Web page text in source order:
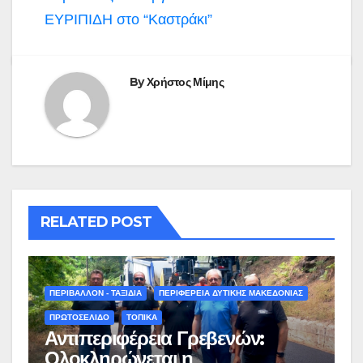
ΕΥΡΙΠΙΔΗ στο “Καστράκι”
ByΧρήστος Μίμης
RELATED POST
ΠΕΡΙΒΑΛΛΟΝ - ΤΑΞΙΔΙΑ ΠΕΡΙΦΕΡΕΙΑ ΔΥΤΙΚΗΣ ΜΑΚΕΔΟΝΙΑΣ
ΠΡΩΤΟΣΕΛΙΔΟ ΤΟΠΙΚΑ
Αντιπεριφέρεια Γρεβενών: